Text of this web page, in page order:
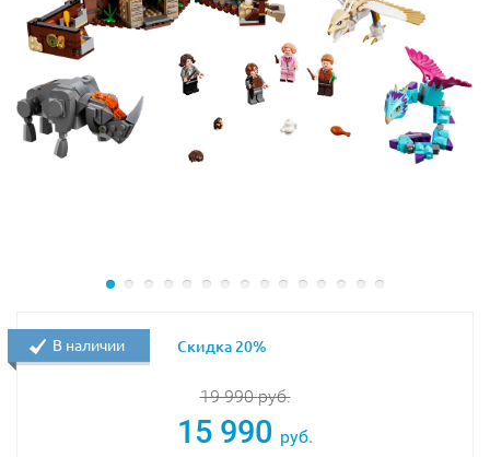
19 990руб.
15 990 руб.
В наличии Скидка 20%